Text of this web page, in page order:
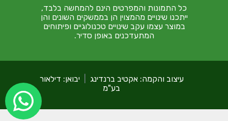
כל התמונות והמפרטים הינם להמחשה בלבד,
ייתכנו שינויים מהמצוין הן בממשקים השונים והן
במוצר עצמו עקב שינויים טכנולוגיים ופיתוחים
המתעדכנים באופן סדיר.
עיצוב והקמה: אקטיב ברנדינג |יבואן: דילאור
בע"מ